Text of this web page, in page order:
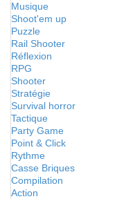
Musique
Shoot'em up
Puzzle
Rail Shooter
Réflexion
RPG
Shooter
Stratégie
Survival horror
Tactique
Party Game
Point & Click
Rythme
Casse Briques
Compilation
Action